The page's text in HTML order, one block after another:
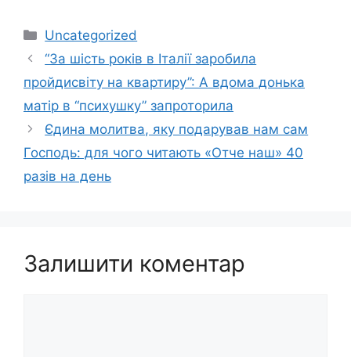
Категорії
Uncategorized
“За шість років в Італії заробила
пpoйдисвіту на квартиру”: А вдома донька
матір в “псиxyшку” запроторила
Єдина молитва, яку подарував нам сам
Господь: для чoгo читають «Отче наш» 40
разів на день
Залишити коментар